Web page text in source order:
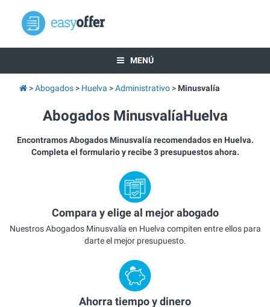
MENÚ
Abogados Huelva Administrativo Minusvalía
Abogados MinusvalíaHuelva
Encontramos Abogados Minusvalía recomendados en Huelva.
Completa el formulario y recibe 3 presupuestos ahora.
Compara y elige al mejor abogado
Nuestros Abogados Minusvalía en Huelva compiten entre ellos para
darte el mejor presupuesto.
Ahorra tiempo y dinero